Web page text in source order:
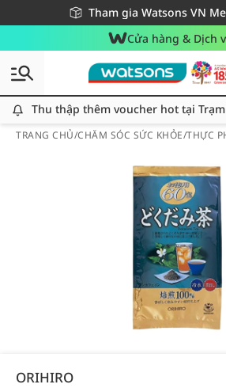
Tham gia Watsons VN
Miễn phí giao hàng cho đơn
Giao hàng nhanh 24h - Áp dụng
Cửa hàng & Dịch
Thu thập thêm voucher hot tại Trạm Voucher
Thu thập thêm voucher hot tại
TRANG CHỦ/CHĂM SÓC SỨC KHỎE/THỰC
ORIHIRO